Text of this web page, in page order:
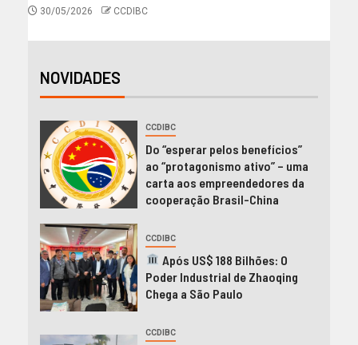
30/05/2026 CCDIBC
NOVIDADES
CCDIBC
Do “esperar pelos benefícios”
ao “protagonismo ativo” – uma
carta aos empreendedores da
cooperação Brasil-China
CCDIBC
Após US$ 188 Bilhões: O
Poder Industrial de Zhaoqing
Chega a São Paulo
CCDIBC